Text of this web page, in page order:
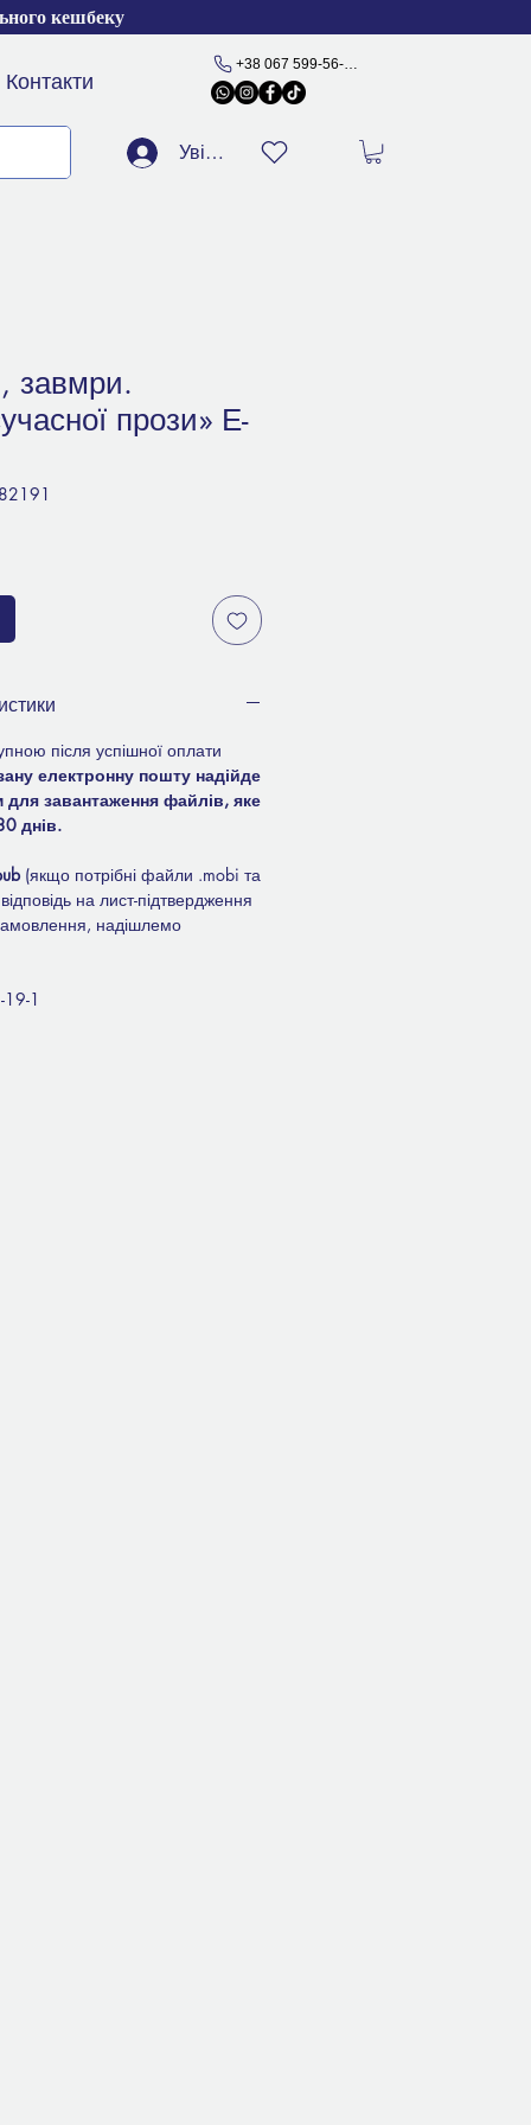
+38 067 599-56-77
Увійти
кешбеку
Контакти
завмри.
прози» Е-
після успішної оплати
електронну пошту надійде
для завантаження файлів, яке
днів.
(якщо потрібні файли .mobi та
на лист-підтвердження
надішлемо
1